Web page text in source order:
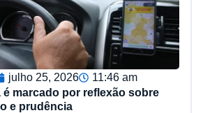
julho 25, 2026
11:46 am
é marcado por reflexão sobre
e prudência